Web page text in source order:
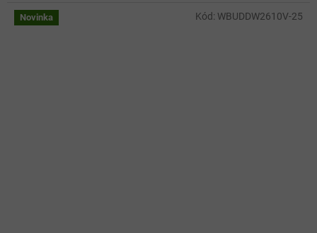
Novinka Kód: WBUDDW2610V-25